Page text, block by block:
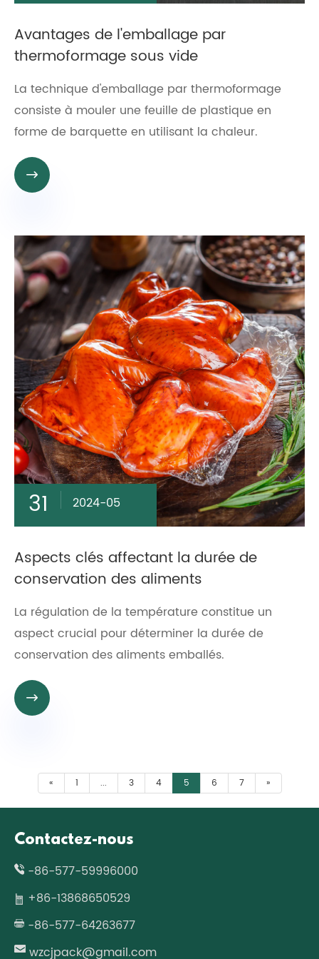
Avantages de l'emballage par
thermoformage sous vide
La technique d'emballage par thermoformage
consiste à mouler une feuille de plastique en
forme de barquette en utilisant la chaleur.

31 2024-05
Aspects clés affectant la durée de
conservation des aliments
La régulation de la température constitue un
aspect crucial pour déterminer la durée de
conservation des aliments emballés.

« 1 ... 3 4 5 6 7 »
Contactez-nous
-86-577-59996000
+86-13868650529
-86-577-64263677
wzcjpack@gmail.com